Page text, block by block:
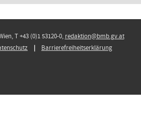
T +43 (0)1 53120-0, redaktion@bmb.gv.at
Barrierefreiheitserklärung